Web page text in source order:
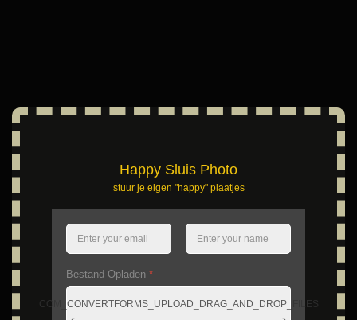
Happy Sluis Photo
stuur je eigen "happy" plaatjes
Bestand Opladen *
COM_CONVERTFORMS_UPLOAD_DRAG_AND_DROP_FILES